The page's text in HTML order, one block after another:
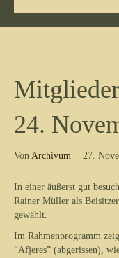
24.
Von Archivum 27.
In einer äußerst gut
Rainer Müller als
gewählt.
Im Rahmenprogramm
“Afjeres” (abgerissen),